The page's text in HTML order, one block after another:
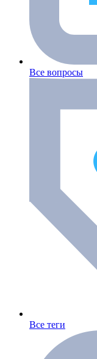
Все вопросы
Все теги